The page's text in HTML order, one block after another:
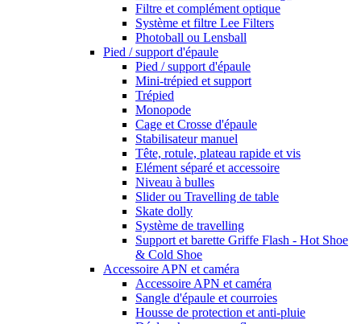
Filtre et complément optique
Système et filtre Lee Filters
Photoball ou Lensball
Pied / support d'épaule
Pied / support d'épaule
Mini-trépied et support
Trépied
Monopode
Cage et Crosse d'épaule
Stabilisateur manuel
Tête, rotule, plateau rapide et vis
Elément séparé et accessoire
Niveau à bulles
Slider ou Travelling de table
Skate dolly
Système de travelling
Support et barette Griffe Flash - Hot Shoe
& Cold Shoe
Accessoire APN et caméra
Accessoire APN et caméra
Sangle d'épaule et courroies
Housse de protection et anti-pluie